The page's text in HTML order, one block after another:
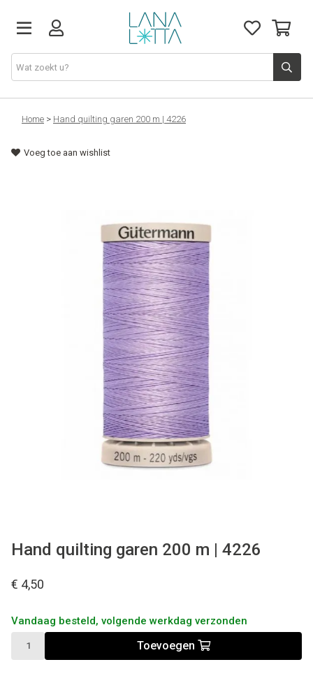
Stoffen
Fournituren
Home > Hand quilting garen 200 m | 4226
Voeg toe aan wishlist
Hand quilting garen 200 m | 4226
€ 4,50
Vandaag besteld, volgende werkdag verzonden
Toevoegen